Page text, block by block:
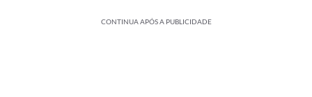
CONTINUA APÓS A PUBLICIDADE